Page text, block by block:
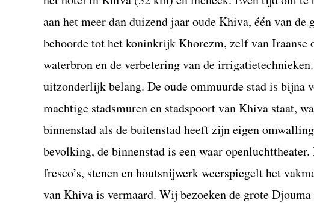
aan het meer dan duizend jaar oude Khiva, één van
behoorde tot het koninkrijk Khorezm, zelf van Iraanse
waterbron en de verbetering van de
uitzonderlijk belang. De oude ommuurde stad is bijna
machtige stadsmuren en stadspoort van Khiva staat,
binnenstad als de buitenstad heeft zijn eigen
bevolking, de binnenstad is een waar
fresco’s, stenen en houtsnijwerk weerspiegelt het
van Khiva is vermaard. Wij bezoeken de grote